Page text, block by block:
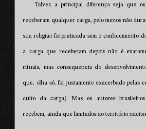
Talvez a principal diferença seja que os
receberam qualquer carga, pelo menos não
sua religião foi praticada sem o conhecimento
a carga que receberam depois não é
rituais, mas consequencia do
que, olha só, foi justamente exacerbado pelas
culto da carga). Mas os autores brasileiros
recebem, ainda que limitados ao território